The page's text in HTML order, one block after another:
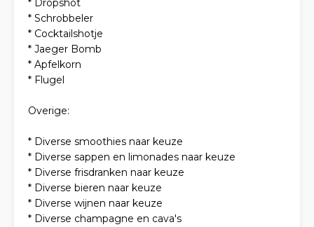
* Dropshot
* Schrobbeler
* Cocktailshotje
* Jaeger Bomb
* Apfelkorn
* Flugel
Overige:
* Diverse smoothies naar keuze
* Diverse sappen en limonades naar keuze
* Diverse frisdranken naar keuze
* Diverse bieren naar keuze
* Diverse wijnen naar keuze
* Diverse champagne en cava's